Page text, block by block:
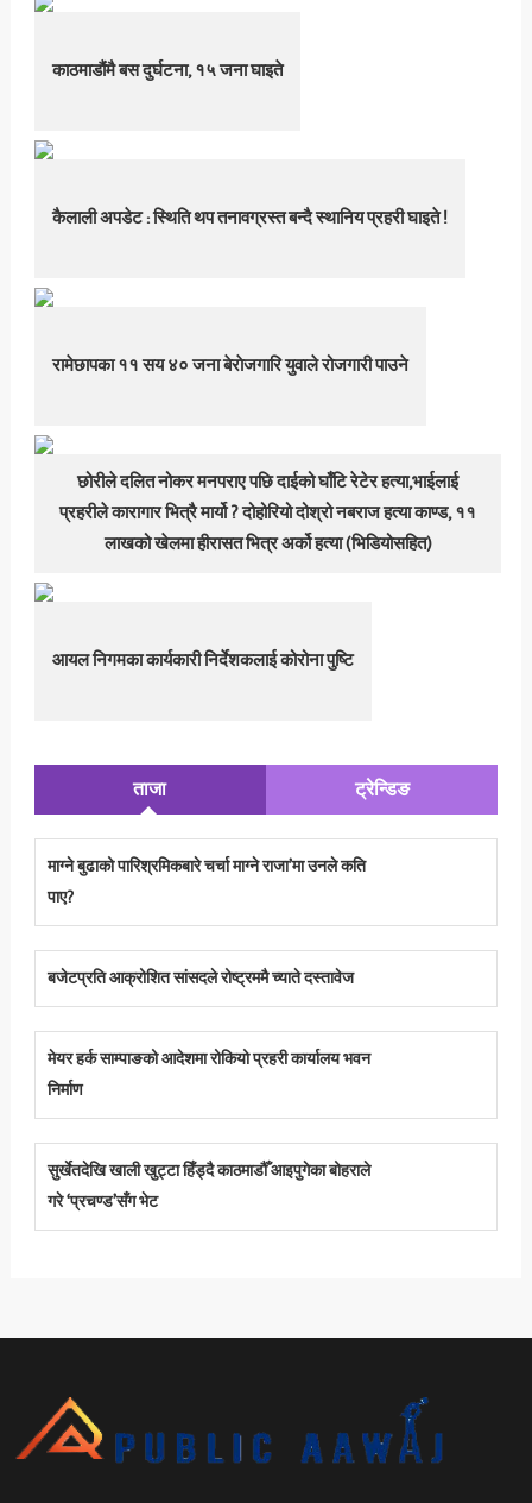
काठमाडौंमै बस दुर्घटना, १५ जना घाइते
कैलाली अपडेट : स्थिति थप तनावग्रस्त बन्दै स्थानिय प्रहरी घाइते !
रामेछापका ११ सय ४० जना बेराेजगारि युवाले रोजगारी पाउने
छोरीले दलित नोकर मनपराए पछि दाईको घाँटि रेटेर हत्या,भाईलाई
प्रहरीले कारागार भित्रै मार्यो ? दोहोरियो दोश्रो नबराज हत्या काण्ड, ११
लाखको खेलमा हीरासत भित्र अर्को हत्या (भिडियोसहित)
आयल निगमका कार्यकारी निर्देशकलाई कोरोना पुष्टि
ताजा ट्रेन्डिङ
माग्ने बुढाको पारिश्रमिकबारे चर्चा माग्ने राजा’मा उनले कति
पाए?
बजेटप्रति आक्रोशित सांसदले रोष्ट्रममै च्याते दस्तावेज
मेयर हर्क साम्पाङको आदेशमा रोकियो प्रहरी कार्यालय भवन
निर्माण
सुर्खेतदेखि खाली खुट्टा हिँड्दै काठमाडौँ आइपुगेका बोहराले
गरे ‘प्रचण्ड’सँग भेट